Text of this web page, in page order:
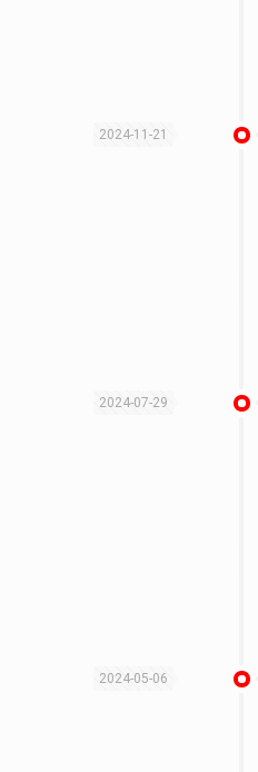
2024-11-21
2024-07-29
2024-05-06